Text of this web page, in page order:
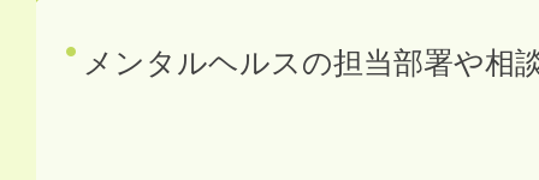
メンタルヘルスの担当部署や相